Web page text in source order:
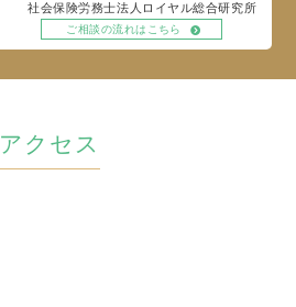
社会保険労務士法人ロイヤル総合研究所
ご相談の流れはこちら
アクセス